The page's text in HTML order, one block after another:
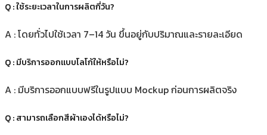
Q : ใช้ระยะเวลาในการผลิตกี่วัน?
A : โดยทั่วไปใช้เวลา 7–14 วัน ขึ้นอยู่กับปริมาณและรายละเอียด
Q : มีบริการออกแบบโลโก้ให้หรือไม่?
A : มีบริการออกแบบฟรีในรูปแบบ Mockup ก่อนการผลิตจริง
Q : สามารถเลือกสีผ้าเองได้หรือไม่?